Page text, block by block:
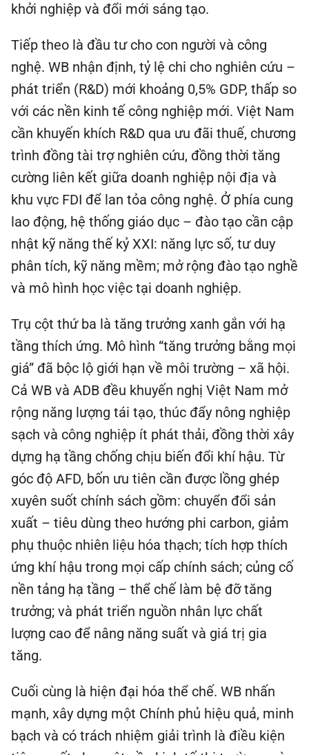
khởi nghiệp và đổi mới sáng tạo.
Tiếp theo là đầu tư cho con người và công
nghệ. WB nhận định, tỷ lệ chi cho nghiên cứu –
phát triển (R&D) mới khoảng 0,5% GDP, thấp so
với các nền kinh tế công nghiệp mới. Việt Nam
cần khuyến khích R&D qua ưu đãi thuế, chương
trình đồng tài trợ nghiên cứu, đồng thời tăng
cường liên kết giữa doanh nghiệp nội địa và
khu vực FDI để lan tỏa công nghệ. Ở phía cung
lao động, hệ thống giáo dục – đào tạo cần cập
nhật kỹ năng thế kỷ XXI: năng lực số, tư duy
phân tích, kỹ năng mềm; mở rộng đào tạo nghề
và mô hình học việc tại doanh nghiệp.
Trụ cột thứ ba là tăng trưởng xanh gắn với hạ
tầng thích ứng. Mô hình “tăng trưởng bằng mọi
giá” đã bộc lộ giới hạn về môi trường – xã hội.
Cả WB và ADB đều khuyến nghị Việt Nam mở
rộng năng lượng tái tạo, thúc đẩy nông nghiệp
sạch và công nghiệp ít phát thải, đồng thời xây
dựng hạ tầng chống chịu biến đổi khí hậu. Từ
góc độ AFD, bốn ưu tiên cần được lồng ghép
xuyên suốt chính sách gồm: chuyển đổi sản
xuất – tiêu dùng theo hướng phi carbon, giảm
phụ thuộc nhiên liệu hóa thạch; tích hợp thích
ứng khí hậu trong mọi cấp chính sách; củng cố
nền tảng hạ tầng – thể chế làm bệ đỡ tăng
trưởng; và phát triển nguồn nhân lực chất
lượng cao để nâng năng suất và giá trị gia
tăng.
Cuối cùng là hiện đại hóa thể chế. WB nhấn
mạnh, xây dựng một Chính phủ hiệu quả, minh
bạch và có trách nhiệm giải trình là điều kiện